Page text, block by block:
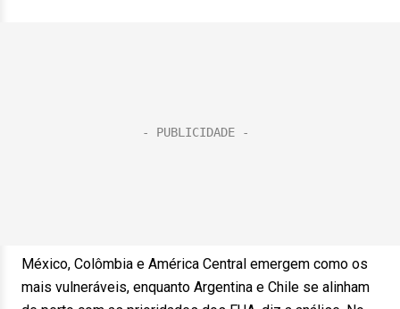
México, Colômbia e América Central emergem como os
mais vulneráveis, enquanto Argentina e Chile se alinham